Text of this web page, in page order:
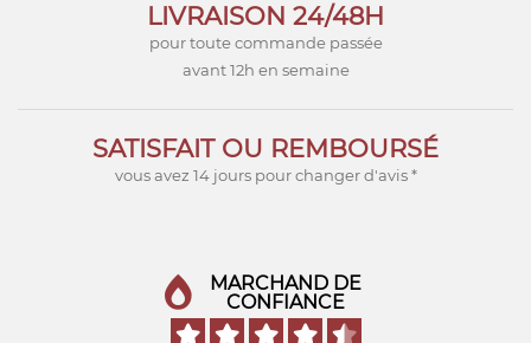
LIVRAISON 24/48H
pour toute commande passée
avant 12h en semaine
SATISFAIT OU REMBOURSÉ
vous avez 14 jours pour changer d'avis *
MARCHAND DE
CONFIANCE